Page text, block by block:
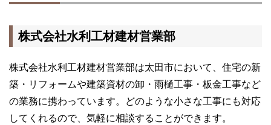
株式会社水利工材建材営業部
株式会社水利工材建材営業部は太田市において、住宅の新
築・リフォームや建築資材の卸・雨樋工事・板金工事など
の業務に携わっています。どのような小さな工事にも対応
してくれるので、気軽に相談することができます。